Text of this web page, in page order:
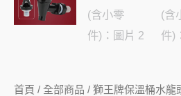
首頁 / 全部商品 / 獅王牌保溫桶水龍